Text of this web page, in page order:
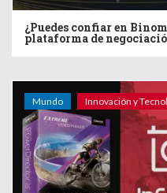
¿Puedes confiar en
plataforma de
Mundo Innovación y